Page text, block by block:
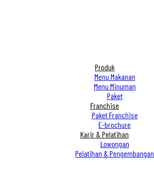
Produk
Menu Makanan
Menu Minuman
Paket
Franchise
Paket Franchise
E-brochure
Karir & Pelatihan
Lowongan
Pelatihan & Pengembangan